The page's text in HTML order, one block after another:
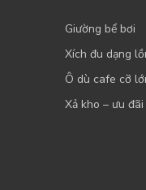
Giường bể bơi
Xích đu dạng
Ô dù cafe cỡ
Xả kho – ưu